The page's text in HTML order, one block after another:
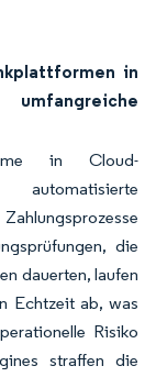
in
in Cloud-
automatisierte
die
dauerten, laufen
Echtzeit ab, was
Risiko
straffen die